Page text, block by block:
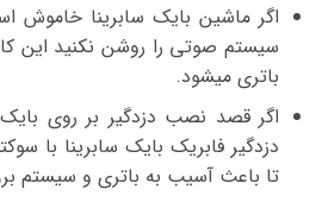
اگر ماشین بایک سابرینا
سیستم صوتی را روشن نکنید این
باتری میشود.
اگر قصد نصب دزدگیر بر روی بایک
دزدگیر فابریک بایک سابرینا با
تا باعث آسیب به باتری و سیستم